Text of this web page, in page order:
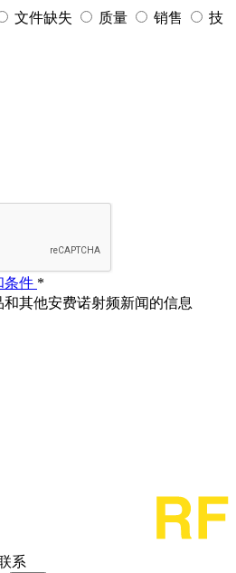
文件缺失 质量 销售
技
条件 *
其他安费诺射频新闻的信息
系